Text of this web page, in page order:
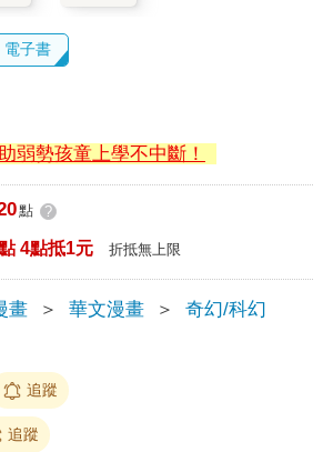
電子書
弱勢孩童上學不中斷！
點 ?
4點抵1元 折抵無上限
畫 ＞ 華文漫畫 ＞ 奇幻/科幻
追蹤
追蹤